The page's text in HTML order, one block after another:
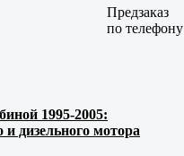
Предзаказ
по телефону
1995-2005:
и дизельного мотора